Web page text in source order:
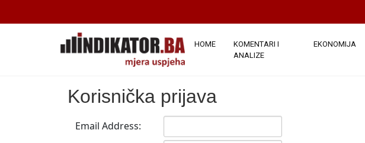
HOME
KOMENTARI I
ANALIZE
EKONOMIJA
Korisnička prijava
Email Address: